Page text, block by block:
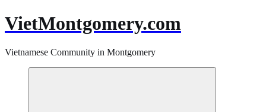
VietMontgomery.com
Vietnamese Community in Montgomery